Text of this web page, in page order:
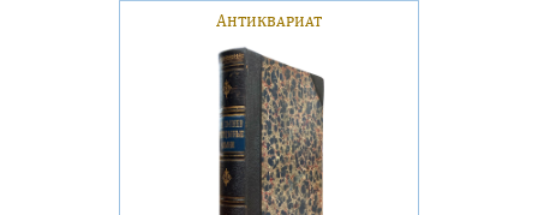
Антиквариат